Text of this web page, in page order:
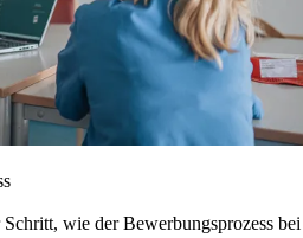
wie der Bewerbungsprozess bei